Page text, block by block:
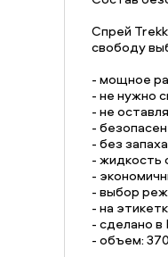
Спрей
свободу
- мощное
- не нужно
- не
-
- без
- жидкость
-
- выбор
- на
- сделано в
- объем: